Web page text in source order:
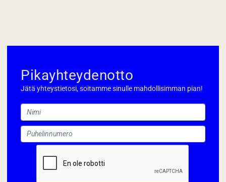
Pikayhteydenotto
Jätä yhteystietosi, soitamme sinulle mahdollisimman pian!